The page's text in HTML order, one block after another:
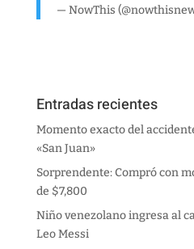
— NowThis
Entradas recientes
Momento exacto del
«San Juan»
Sorprendente: Compró con
de $7,800
Niño venezolano ingresa al
Leo Messi